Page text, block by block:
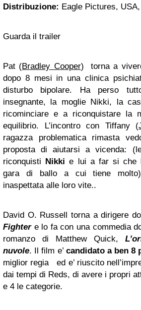
Distribuzione: Eagle Pictures,
Guarda il trailer
Pat (Bradley Cooper) torna a
dopo 8 mesi in una clinica
disturbo bipolare. Ha perso
insegnante, la moglie Nikki, la
ricominciare e a riconquistare la
equilibrio. L’incontro con Tiffany (
ragazza problematica rimasta
proposta di aiutarsi a vicenda:
riconquisti Nikki e lui a far si che
gara di ballo a cui tiene
inaspettata alle loro vite..
David O. Russell torna a dirigere
Fighter e lo fa con una commedia
romanzo di Matthew Quick,
nuvole. Il film e’ candidato a ben 8
miglior regia ed e’ riuscito
dai tempi di Reds, di avere i propri
e 4 le categorie.